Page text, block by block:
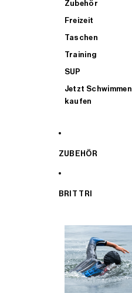
Zubehör
Freizeit
Taschen
Training
SUP
Jetzt Schwimmen
kaufen
ZUBEHÖR
BRIT TRI